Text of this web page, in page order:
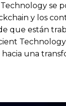
se
y los
que están
una